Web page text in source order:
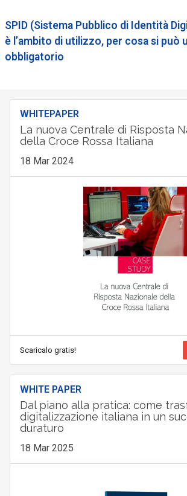
SPID (Sistema Pubblico di Identità
è l’ambito di utilizzo, per cosa si può
obbligatorio
WHITEPAPER
La nuova Centrale di Risposta
della Croce Rossa Italiana
18 Mar 2024
Scaricalo gratis!
WHITE PAPER
Dal piano alla pratica: come
digitalizzazione italiana in un
duraturo
18 Mar 2025